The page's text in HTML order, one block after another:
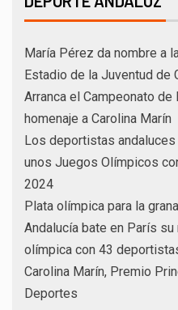
María Pérez da nombre a
Estadio de la Juventud de
Arranca el Campeonato de
homenaje a Carolina Marín
Los deportistas
unos Juegos Olímpicos
2024
Plata olímpica para la
Andalucía bate en París
olímpica con 43
Carolina Marín, Premio
Deportes